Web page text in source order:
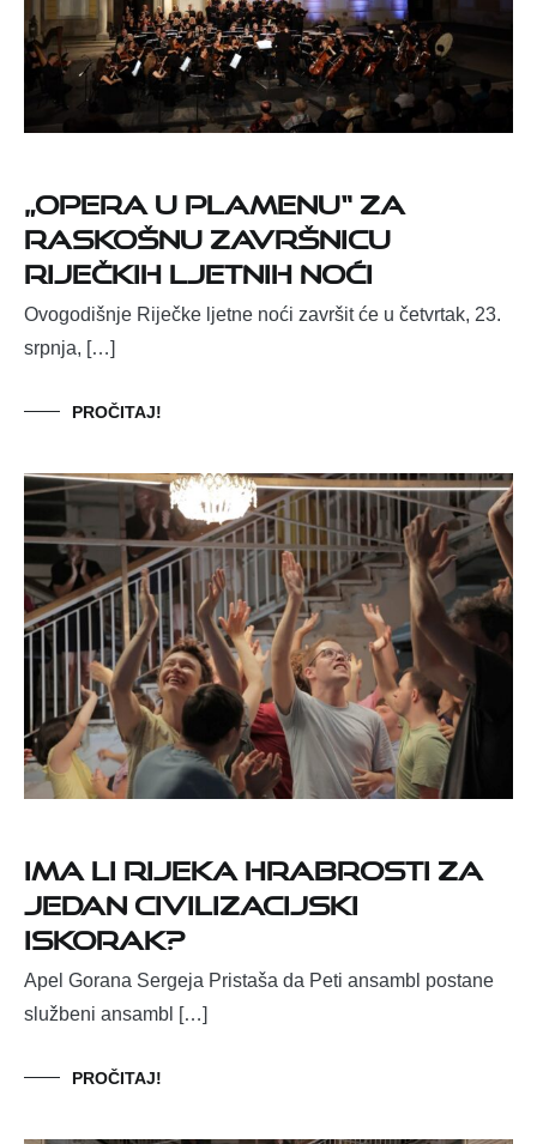
„Opera u plamenu“ za
raskošnu završnicu
Riječkih ljetnih noći
Ovogodišnje Riječke ljetne noći završit će u četvrtak, 23.
srpnja, […]
PROČITAJ!
Ima li Rijeka hrabrosti za
jedan civilizacijski
iskorak?
Apel Gorana Sergeja Pristaša da Peti ansambl postane
službeni ansambl […]
PROČITAJ!